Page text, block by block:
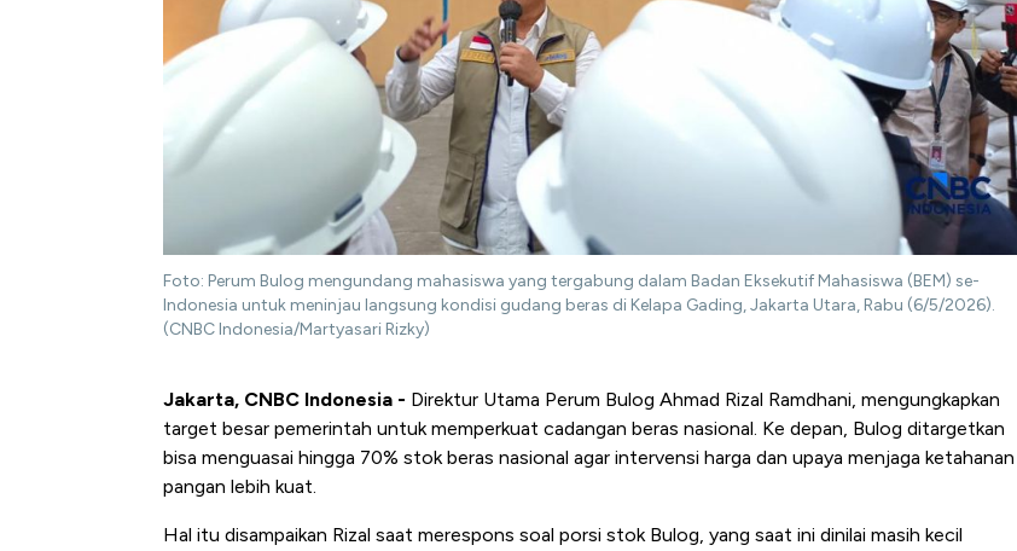
Foto: Perum Bulog mengundang mahasiswa yang tergabung dalam Badan Eksekutif Mahasiswa (BEM) se-
Indonesia untuk meninjau langsung kondisi gudang beras di Kelapa Gading, Jakarta Utara, Rabu (6/5/2026).
(CNBC Indonesia/Martyasari Rizky)
Jakarta, CNBC Indonesia - Direktur Utama Perum Bulog Ahmad Rizal Ramdhani, mengungkapkan
target besar pemerintah untuk memperkuat cadangan beras nasional. Ke depan, Bulog ditargetkan
bisa menguasai hingga 70% stok beras nasional agar intervensi harga dan upaya menjaga ketahanan
pangan lebih kuat.
Hal itu disampaikan Rizal saat merespons soal porsi stok Bulog, yang saat ini dinilai masih kecil